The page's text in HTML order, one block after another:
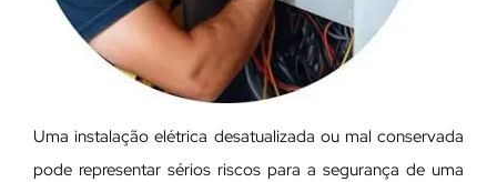
Uma instalação elétrica desatualizada ou mal conservada
pode representar sérios riscos para a segurança de uma